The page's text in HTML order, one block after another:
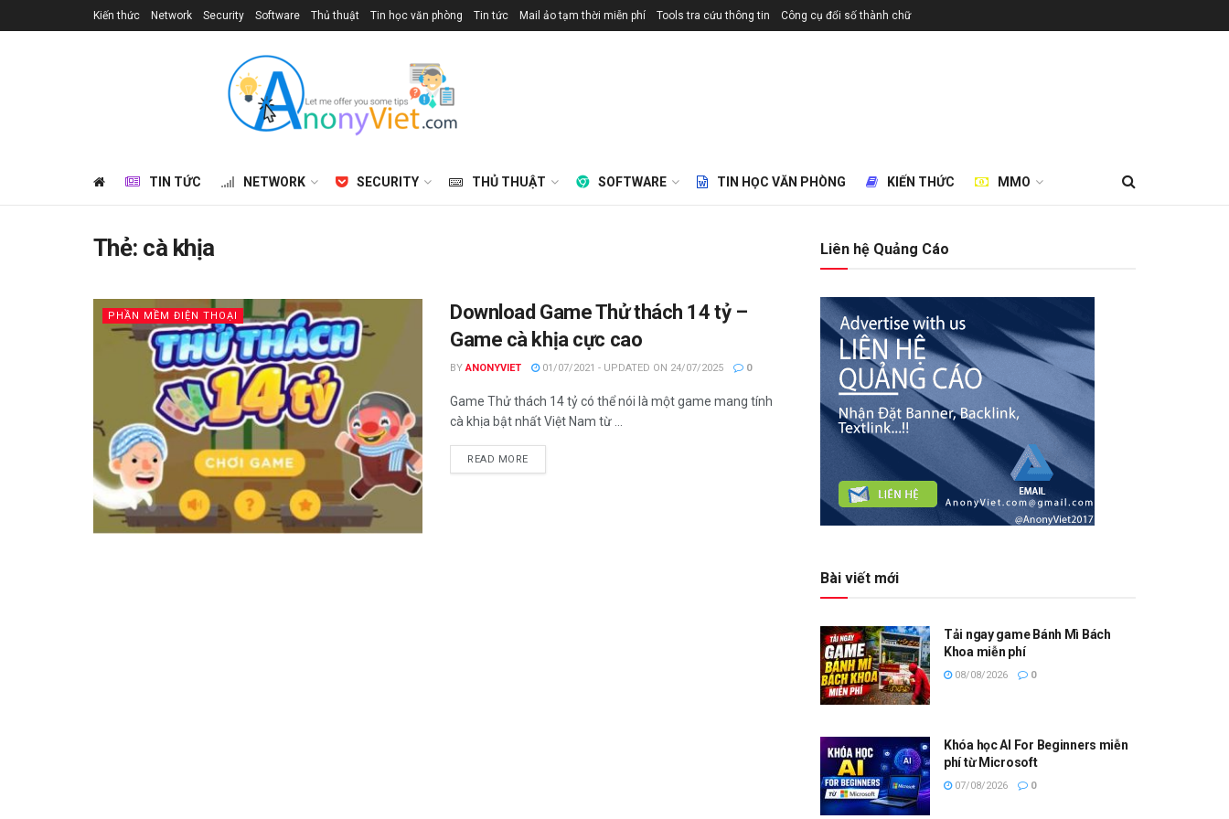
Kiến thức Network Security Software Thủ thuật Tin học văn phòng Tin tức Mail ảo tạm thời miễn phí Tools tra cứu thông tin Công cụ đổi số thành chữ
TIN TỨC NETWORK SECURITY THỦ THUẬT SOFTWARE TIN HỌC VĂN PHÒNG KIẾN THỨC MMO
Thẻ: cà khịa
PHẦN MỀM ĐIỆN THOẠI
Download Game Thử thách 14 tỷ –
Game cà khịa cực cao
BY ANONYVIET 01/07/2021 - UPDATED ON 24/07/2025 0
Game Thử thách 14 tỷ có thể nói là một game mang tính
cà khịa bật nhất Việt Nam từ ...
READ MOREDETAILS
Liên hệ Quảng Cáo
Bài viết mới
Tải ngay game Bánh Mì Bách
Khoa miễn phí
08/08/2026 0
Khóa học AI For Beginners miễn
phí từ Microsoft
07/08/2026 0